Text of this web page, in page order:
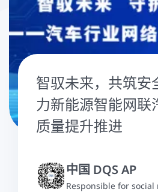
智驭未来，共筑
力新能源智能网联
质量提升推进
中国 DQS AP
Responsible for